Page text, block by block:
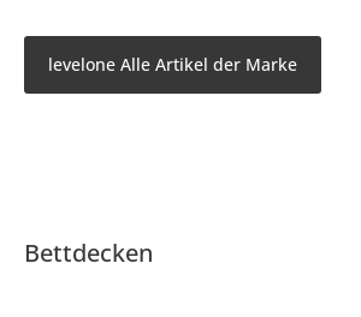
levelone Alle Artikel der Marke
Bettdecken